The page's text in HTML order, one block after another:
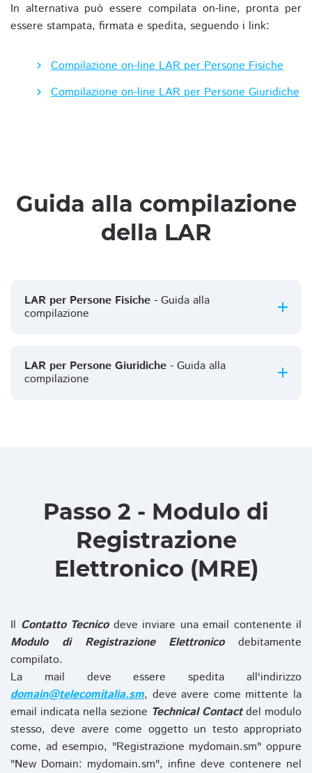
In alternativa può essere compilata on-line, pronta per
essere stampata, firmata e spedita, seguendo i link:
Compilazione on-line LAR per Persone Fisiche
Compilazione on-line LAR per Persone Giuridiche
Guida alla compilazione
della LAR
LAR per Persone Fisiche - Guida alla
compilazione
LAR per Persone Giuridiche - Guida alla
compilazione
Passo 2 - Modulo di
Registrazione
Elettronico (MRE)
Il Contatto Tecnicodeve inviare una email contenente il
Modulo di Registrazione Elettronicodebitamente
compilato.
La mail deve essere spedita all'indirizzo
domain@telecomitalia.sm, deve avere come mittente la
email indicata nella sezione Technical Contactdel modulo
stesso, deve avere come oggetto un testo appropriato
come, ad esempio, "Registrazione mydomain.sm" oppure
"New Domain: mydomain.sm", infine deve contenere nel